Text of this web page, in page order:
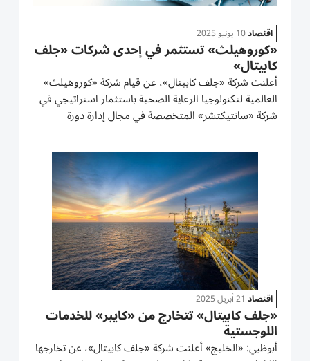
اقتصاد10 يونيو 2025
«كوروهيلث» تستثمر في إحدى شركات «جلف
كابيتال»
أعلنت شركة «جلف كابيتال»، عن قيام شركة «كوروهيلث»
العالمية لتكنولوجيا الرعاية الصحية باستثمار استراتيجي في
شركة «سانتيكتشر» المتخصصة في مجال إدارة دورة
الإيرادات (RCM) التي يقع مقرها في دبي، وهي الشركة
التابعة لإحدى محافظ «جلف كابيتال» الاستثمارية. وتجمع
هذه الصفقة بين...
اقتصاد 21 أبريل 2025
«جلف كابيتال» تتخارج من «كايبر» للخدمات
اللوجستية
أبوظبي: «الخليج» أعلنت شركة «جلف كابيتال»، عن تخارجها